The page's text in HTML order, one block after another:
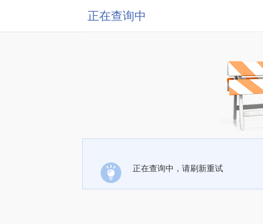
正在查询中
正在查询中，请刷新重试